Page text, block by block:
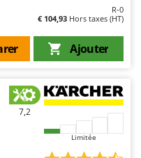
R-0
€ 104,93 Hors taxes (HT)
Ajouter
7,2
Limitée